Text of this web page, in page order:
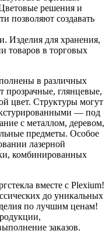
решения и
позволяют создавать
Изделия для хранения,
товаров в торговых
в различных
прозрачные, глянцевые,
цвет. Структуры могут
— под
с металлом, деревом,
предметы. Особое
лазерной
комбинированных
вместе с Plexium!
до уникальных
по лучшим ценам!
заказов.